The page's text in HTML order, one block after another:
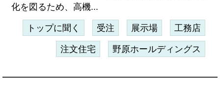
化を図るため、高機...
トップに聞く 受注 展示場 工務店
注文住宅 野原ホールディングス